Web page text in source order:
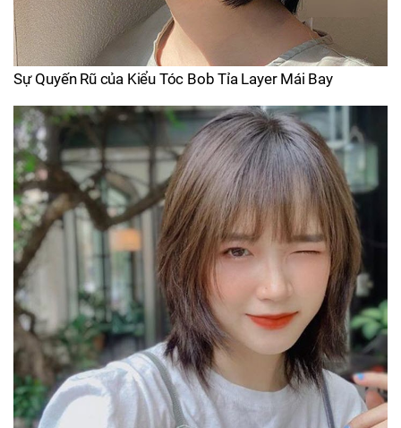
Sự Quyến Rũ của Kiểu Tóc Bob Tỉa Layer Mái Bay